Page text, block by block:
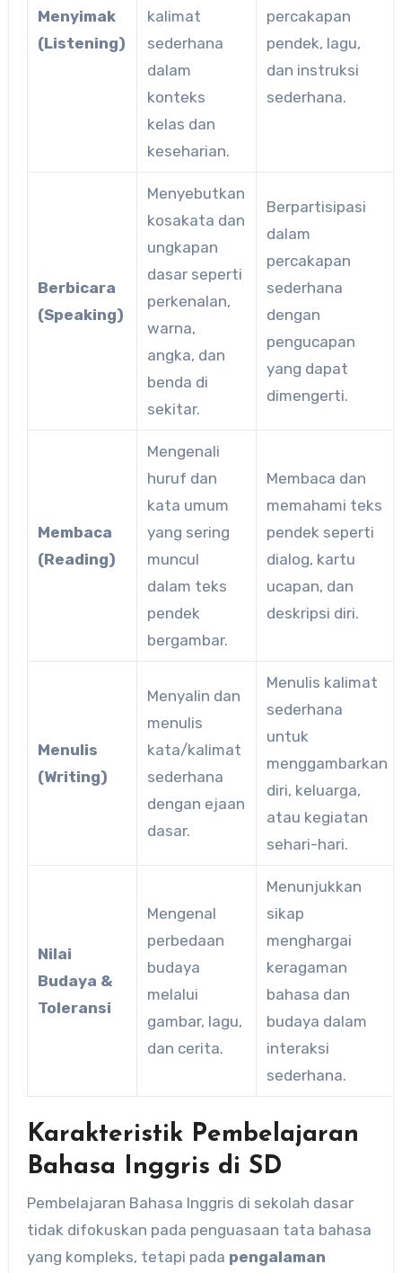
Menyimak
(Listening)
kalimat
sederhana
dalam
konteks
kelas dan
keseharian.
percakapan
pendek, lagu,
dan instruksi
sederhana.
Berbicara
(Speaking)
Menyebutkan
kosakata dan
ungkapan
dasar seperti
perkenalan,
warna,
angka, dan
benda di
sekitar.
Berpartisipasi
dalam
percakapan
sederhana
dengan
pengucapan
yang dapat
dimengerti.
Membaca
(Reading)
Mengenali
huruf dan
kata umum
yang sering
muncul
dalam teks
pendek
bergambar.
Membaca dan
memahami teks
pendek seperti
dialog, kartu
ucapan, dan
deskripsi diri.
Menulis
(Writing)
Menyalin dan
menulis
kata/kalimat
sederhana
dengan ejaan
dasar.
Menulis kalimat
sederhana
untuk
menggambarkan
diri, keluarga,
atau kegiatan
sehari-hari.
Nilai
Budaya &
Toleransi
Mengenal
perbedaan
budaya
melalui
gambar, lagu,
dan cerita.
Menunjukkan
sikap
menghargai
keragaman
bahasa dan
budaya dalam
interaksi
sederhana.
Karakteristik Pembelajaran
Bahasa Inggris di SD
Pembelajaran Bahasa Inggris di sekolah dasar
tidak difokuskan pada penguasaan tata bahasa
yang kompleks, tetapi pada pengalaman